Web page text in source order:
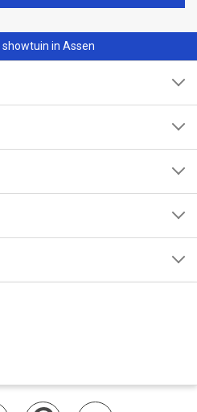
showtuin in Assen